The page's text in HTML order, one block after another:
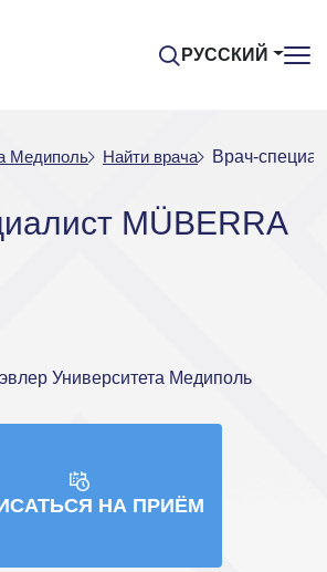
РУССКИЙ
Медиполь Найти врача Врач-
MÜBERRA
Университета Медиполь
НА ПРИЁМ